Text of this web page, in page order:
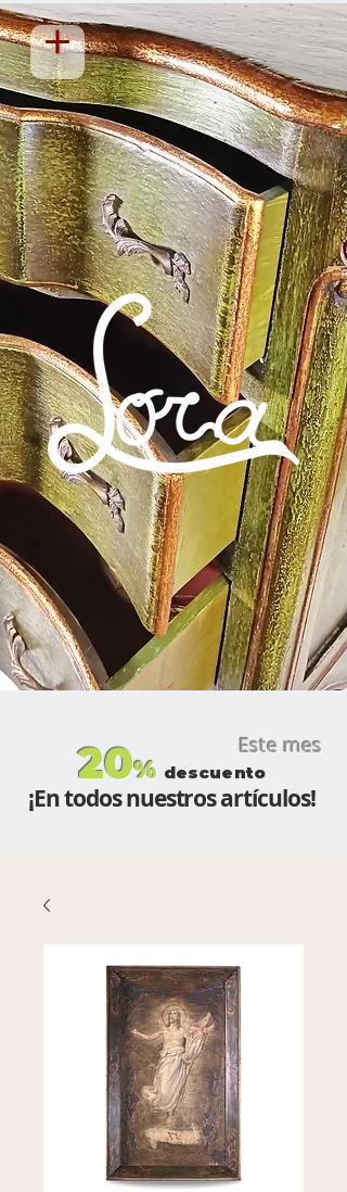
Este mes
20% descuento
¡En todos nuestros artículos!